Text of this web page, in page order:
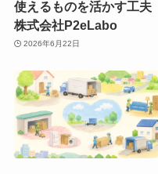
使えるものを活かす工夫
株式会社P2eLabo
2026年6月22日